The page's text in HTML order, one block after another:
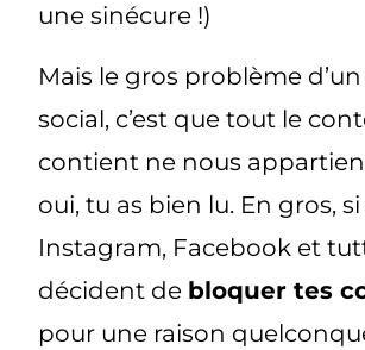
une sinécure !)
Mais le gros problème
social, c’est que tout le
contient ne nous
oui, tu as bien lu. En gros,
Instagram, Facebook et
décident de bloquer tes
pour une raison